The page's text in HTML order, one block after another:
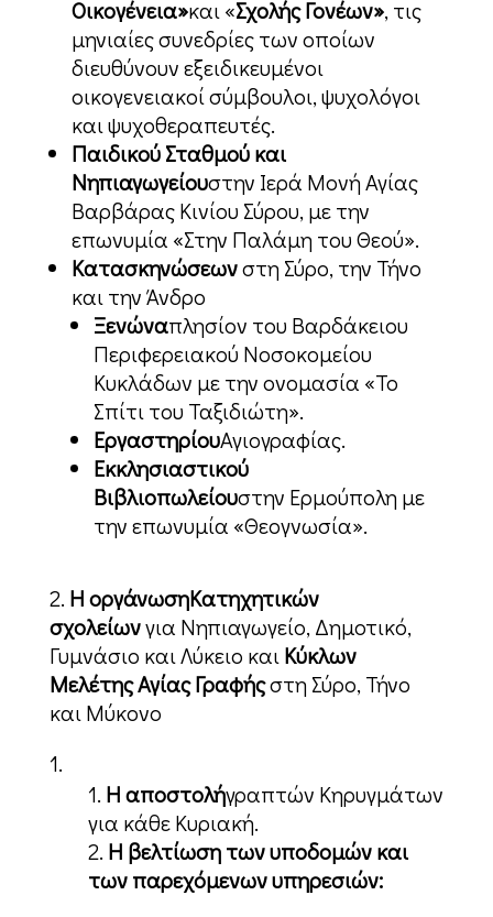
Οικογένεια»και «Σχολής Γονέων», τις
μηνιαίες συνεδρίες των οποίων
διευθύνουν εξειδικευμένοι
οικογενειακοί σύμβουλοι, ψυχολόγοι
και ψυχοθεραπευτές.
Παιδικού Σταθμού και
Νηπιαγωγείουστην Ιερά Μονή Αγίας
Βαρβάρας Κινίου Σύρου, με την
επωνυμία «Στην Παλάμη του Θεού».
Κατασκηνώσεωνστη Σύρο, την Τήνο
και την Άνδρο
Ξενώναπλησίον του Βαρδάκειου
Περιφερειακού Νοσοκομείου
Κυκλάδων με την ονομασία «Το
Σπίτι του Ταξιδιώτη».
ΕργαστηρίουΑγιογραφίας.
Εκκλησιαστικού
Βιβλιοπωλείουστην Ερμούπολη με
την επωνυμία «Θεογνωσία».
Η οργάνωσηΚατηχητικών
σχολείωνγια Νηπιαγωγείο, Δημοτικό,
Γυμνάσιο και Λύκειο και Κύκλων
Μελέτης Αγίας Γραφήςστη Σύρο, Τήνο
και Μύκονο
Η αποστολήγραπτών Κηρυγμάτων
για κάθε Κυριακή.
Η βελτίωση των υποδομών και
των παρεχόμενων υπηρεσιών: